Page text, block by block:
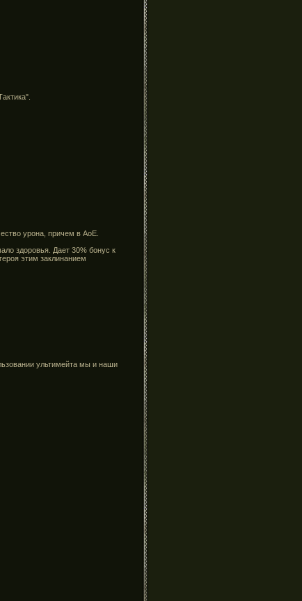
урона, причем в АоЕ.
здоровья. Дает 30% бонус к
этим заклинанием
ультимейта мы и наши